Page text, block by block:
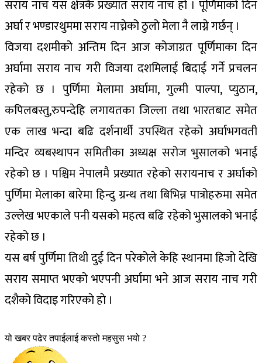
सराय नाच यस क्षेत्रकै प्रख्यात सराय नाच हो । पूर्णिमाको दिन
अर्घा र भण्डारथुममा सराय नाच्नेको ठुलो मेला नै लाग्ने गर्छन् ।
विजया दशमीको अन्तिम दिन आज कोजाग्रत पूर्णिमाका दिन
अर्घामा सराय नाच गरी विजया दशमिलाई बिदाई गर्ने प्रचलन
रहेको छ । पुर्णिमा मेलामा अर्घामा, गुल्मी पाल्पा, प्युठान,
कपिलबस्तु,रुपन्देहि लगायतका जिल्ला तथा भारतबाट समेत
एक लाख भन्दा बढि दर्शनार्थी उपस्थित रहेकाे अर्घाभगवती
मन्दिर व्यबस्थापन समितीका अध्यक्ष सरोज भुसालको भनाई
रहेको छ । पश्चिम नेपालमै प्रख्यात रहेको सरायनाच र अर्घाको
पुर्णिमा मेलाका बारेमा हिन्दु ग्रन्थ तथा बिभिन्न पात्रोहरुमा समेत
उल्लेख भएकाले पनी यसको महत्व बढि रहेको भुसालको भनाई
रहेको छ ।
यस बर्ष पुर्णिमा तिथी दुई दिन परेकोले केहि स्थानमा हिजो देखि
सराय समाप्त भएको भएपनी अर्घामा भने आज सराय नाच गरी
दशैको विदाइ गरिएकाे हाे ।
यो खबर पढेर तपाईलाई कस्तो महसुस भयो ?